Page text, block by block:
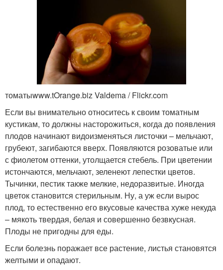
томатыwww.tOrange.biz Valdema / Flickr.com
Если вы внимательно относитесь к своим томатным
кустикам, то должны насторожиться, когда до появления
плодов начинают видоизменяться листочки – мельчают,
грубеют, загибаются вверх. Появляются розоватые или
с фиолетом оттенки, утолщается стебель. При цветении
истончаются, мельчают, зеленеют лепестки цветов.
Тычинки, пестик также мелкие, недоразвитые. Иногда
цветок становится стерильным. Ну, а уж если вырос
плод, то естественно его вкусовые качества хуже некуда
– мякоть твердая, белая и совершенно безвкусная.
Плоды не пригодны для еды.
Если болезнь поражает все растение, листья становятся
желтыми и опадают.